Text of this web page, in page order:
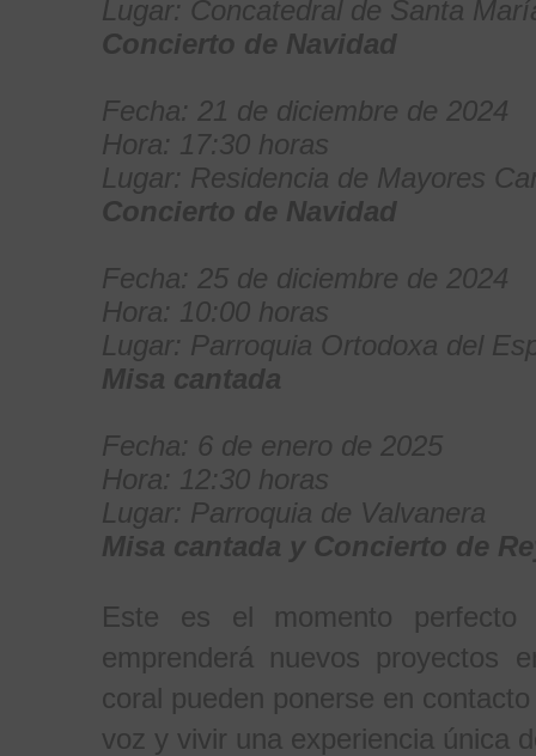
Lugar: Concatedral de Santa
Concierto de Navidad
Fecha: 21 de diciembre de 2024
Hora: 17:30 horas
Lugar: Residencia de Mayores
Concierto de Navidad
Fecha: 25 de diciembre de 2024
Hora: 10:00 horas
Lugar: Parroquia Ortodoxa del
Misa cantada
Fecha: 6 de enero de 2025
Hora: 12:30 horas
Lugar: Parroquia de Valvanera
Misa cantada y Concierto de
Este es el momento
emprenderá nuevos proyectos
coral pueden ponerse en
voz y vivir una experiencia única